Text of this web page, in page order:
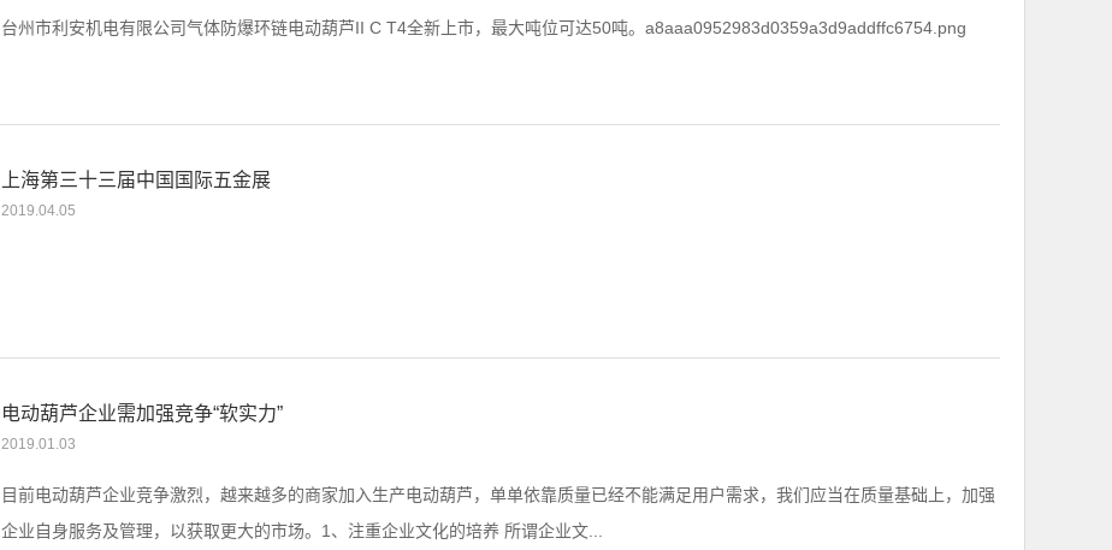
台州市利安机电有限公司气体防爆环链电动葫芦II C T4全新上市，最大吨位可达50吨。a8aaa0952983d0359a3d9addffc6754.png
上海第三十三届中国国际五金展
2019.04.05
电动葫芦企业需加强竞争“软实力”
2019.01.03
目前电动葫芦企业竞争激烈，越来越多的商家加入生产电动葫芦，单单依靠质量已经不能满足用户需求，我们应当在质量基础上，加强
企业自身服务及管理，以获取更大的市场。1、注重企业文化的培养 所谓企业文...